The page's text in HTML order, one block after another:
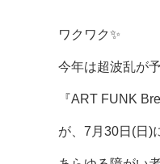
ワクワク✨
今年は超波乱が
『ART FUNK
が、7月30日(日)